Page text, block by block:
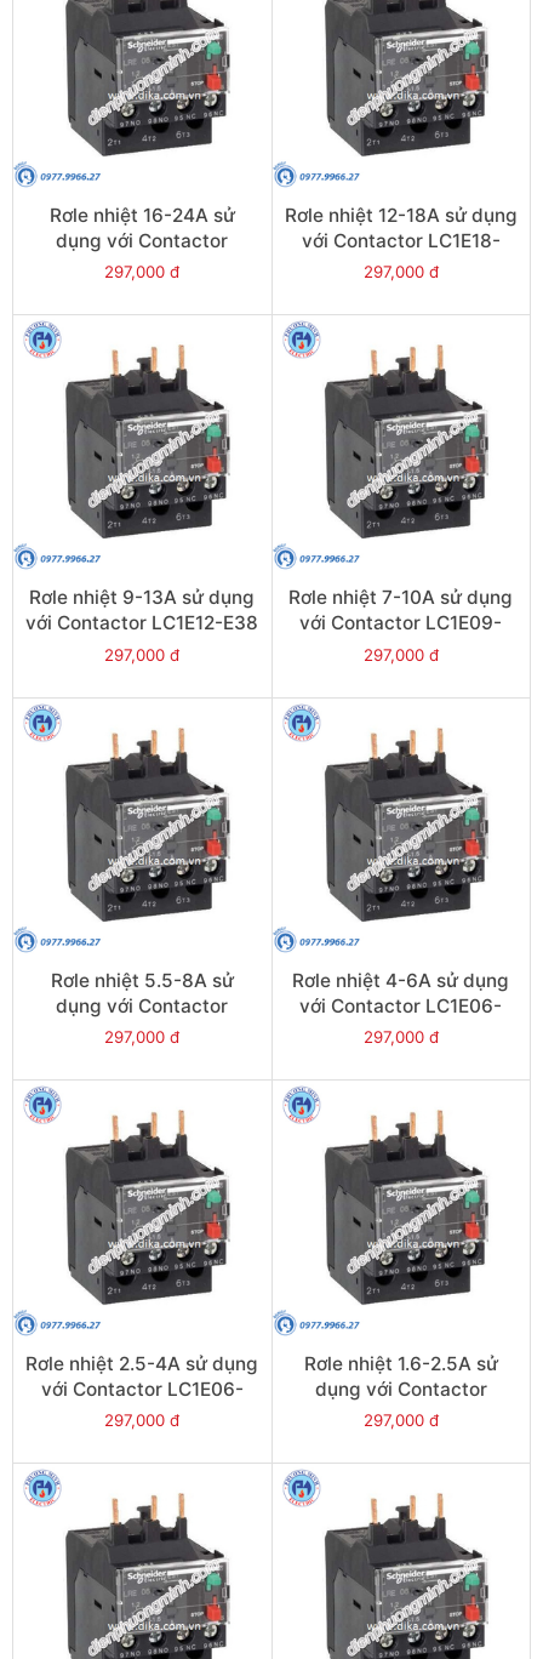
Rơle nhiệt 16-24A sử
dụng với Contactor
LC1E25-E38 - Model
297,000 đ
Rơle nhiệt 12-18A sử dụng
với Contactor LC1E18-
E38 - Model LRE21
297,000 đ
Rơle nhiệt 9-13A sử dụng
với Contactor LC1E12-E38
- Model LRE16
297,000 đ
Rơle nhiệt 7-10A sử dụng
với Contactor LC1E09-
E38 - Model LRE14
297,000 đ
Rơle nhiệt 5.5-8A sử
dụng với Contactor
LC1E09-E38 - Model
297,000 đ
Rơle nhiệt 4-6A sử dụng
với Contactor LC1E06-
E38 - Model LRE10
297,000 đ
Rơle nhiệt 2.5-4A sử dụng
với Contactor LC1E06-
E38 - Model LRE08
297,000 đ
Rơle nhiệt 1.6-2.5A sử
dụng với Contactor
LC1E06-E38 - Model
297,000 đ